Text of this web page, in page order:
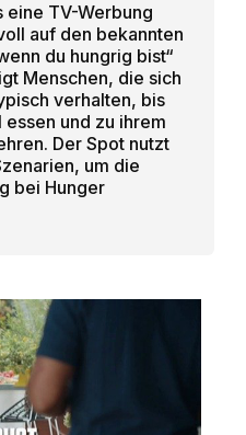
eine TV-Werbung
auf den bekannten
du hungrig bist“
Menschen, die sich
verhalten, bis
und zu ihrem
Der Spot nutzt
um die
bei Hunger